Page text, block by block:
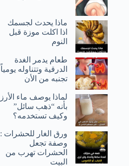
ماذا يحدث لجسمك
اذا اكلت موزة قبل
النوم
طعام يدمر الغدة
الدرقية وتتناوله يومياً
تجنبه من الأن
لماذا يوصف ماء الأرز
بأنه “ذهب سائل”
وكيف تستخدمه؟
ورق الغار للحشرات :
وصفة تجعل
الحشرات تهرب من
البيت